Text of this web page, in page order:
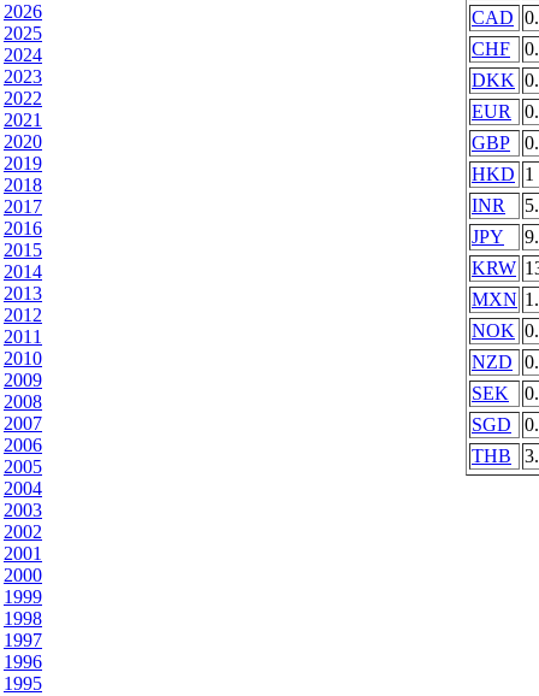
2026
2025
2024
2023
2022
2021
2020
2019
2018
2017
2016
2015
2014
2013
2012
2011
2010
2009
2008
2007
2006
2005
2004
2003
2002
2001
2000
1999
1998
1997
1996
1995
CAD
CHF
DKK
EUR
GBP
HKD 1
INR
JPY
KRW
MXN
NOK
NZD
SEK
SGD
THB